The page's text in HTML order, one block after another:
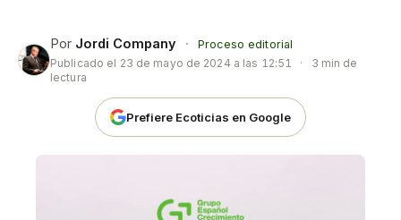
Por Jordi Company ·
Proceso editorial
Publicado el 23 de mayo de 2024 a las 12:51 ·
3 min de
lectura
Prefiere Ecoticias en Google